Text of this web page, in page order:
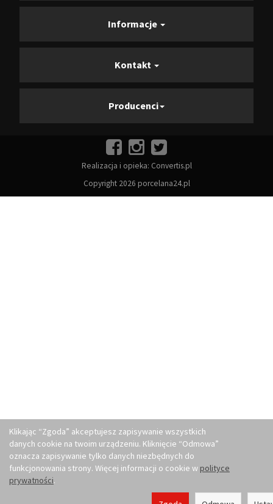
Informacje
Kontakt
Producenci
Realizacja i opieka: Convertis.pl
Copyright 2026 porcelana24.pl
Klikając “Zgoda” akceptujesz zapisywanie wszystkich
danych cookie na twoim urządzeniu. Kliknięcie “Odmowa”
oznacza zapisywanie tylko danych niezbędnych do
funkcjonowania strony. Więcej informacji o cookie w polityce
prywatności.